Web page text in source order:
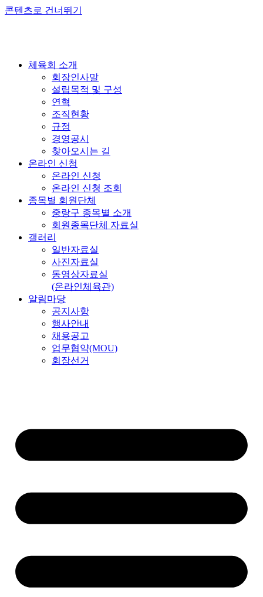
콘텐츠로 건너뛰기
체육회 소개
회장인사말
설립목적 및 구성
연혁
조직현황
규정
경영공시
찾아오시는 길
온라인 신청
온라인 신청
온라인 신청 조회
종목별 회원단체
중랑구 종목별 소개
회원종목단체 자료실
갤러리
일반자료실
사진자료실
동영상자료실
(온라인체육관)
알림마당
공지사항
행사안내
채용공고
업무협약(MOU)
회장선거